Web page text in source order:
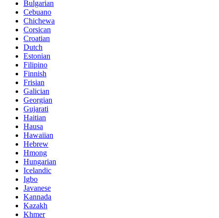
Bulgarian
Cebuano
Chichewa
Corsican
Croatian
Dutch
Estonian
Filipino
Finnish
Frisian
Galician
Georgian
Gujarati
Haitian
Hausa
Hawaiian
Hebrew
Hmong
Hungarian
Icelandic
Igbo
Javanese
Kannada
Kazakh
Khmer